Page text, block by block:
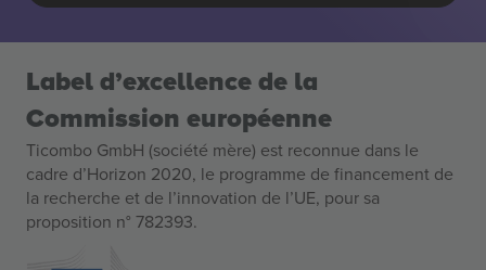
Label d’excellence de la
Commission européenne
Ticombo GmbH (société mère) est reconnue dans le
cadre d’Horizon 2020, le programme de financement de
la recherche et de l’innovation de l’UE, pour sa
proposition n° 782393.